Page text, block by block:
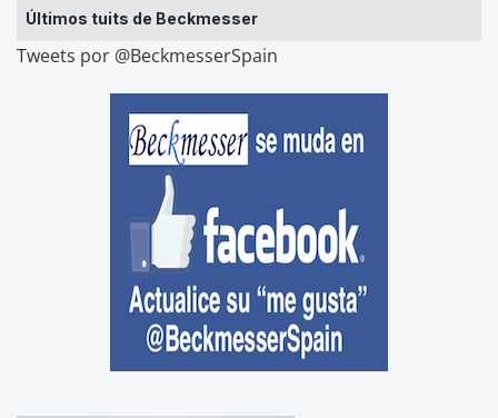
Últimos tuits de Beckmesser
Tweets por @BeckmesserSpain